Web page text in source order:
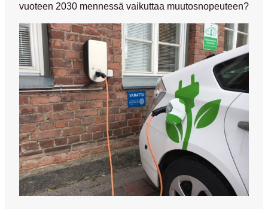
vuoteen 2030 mennessä vaikuttaa muutosnopeuteen?